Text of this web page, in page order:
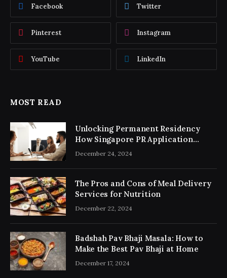
Facebook Twitter
Pinterest Instagram
YouTube LinkedIn
MOST READ
Unlocking Permanent Residency
How Singapore PR Application
Consultancy Simplifies the Process
December 24, 2024
The Pros and Cons of Meal Delivery
Services for Nutrition
December 22, 2024
Badshah Pav Bhaji Masala: How to
Make the Best Pav Bhaji at Home
December 17, 2024